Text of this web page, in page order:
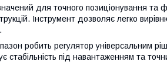
для точного позиціонування та
Інструмент дозволяє легко
робить регулятор універсальним
стабільність під навантаженням та